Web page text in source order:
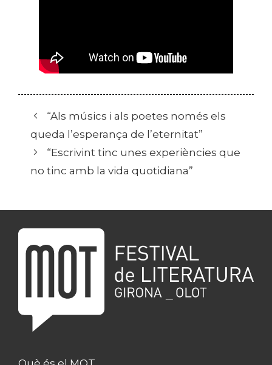
“Als músics i als poetes només els
queda l’esperança de l’eternitat”
“Escrivint tinc unes experiències que
no tinc amb la vida quotidiana”